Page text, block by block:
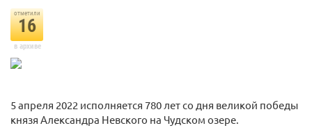
отметили
16
в архиве
5 апреля 2022 исполняется 780 лет со дня великой победы
князя Александра Невского на Чудском озере.